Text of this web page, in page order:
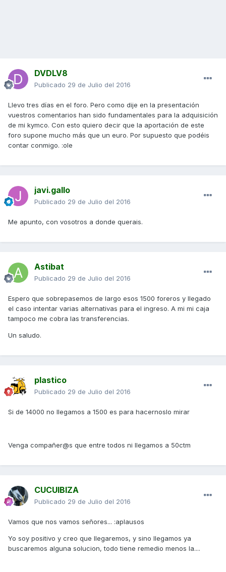
DVDLV8
Publicado 29 de Julio del 2016
Llevo tres días en el foro. Pero como dije en la presentación
vuestros comentarios han sido fundamentales para la adquisición
de mi kymco. Con esto quiero decir que la aportación de este
foro supone mucho más que un euro. Por supuesto que podéis
contar conmigo. :ole
javi.gallo
Publicado 29 de Julio del 2016
Me apunto, con vosotros a donde querais.
Astibat
Publicado 29 de Julio del 2016
Espero que sobrepasemos de largo esos 1500 foreros y llegado
el caso intentar varias alternativas para el ingreso. A mi mi caja
tampoco me cobra las transferencias.
Un saludo.
plastico
Publicado 29 de Julio del 2016
Si de 14000 no llegamos a 1500 es para hacernoslo mirar
Venga compañer@s que entre todos ni llegamos a 50ctm
CUCUIBIZA
Publicado 29 de Julio del 2016
Vamos que nos vamos señores... :aplausos
Yo soy positivo y creo que llegaremos, y sino llegamos ya
buscaremos alguna solucion, todo tiene remedio menos la....